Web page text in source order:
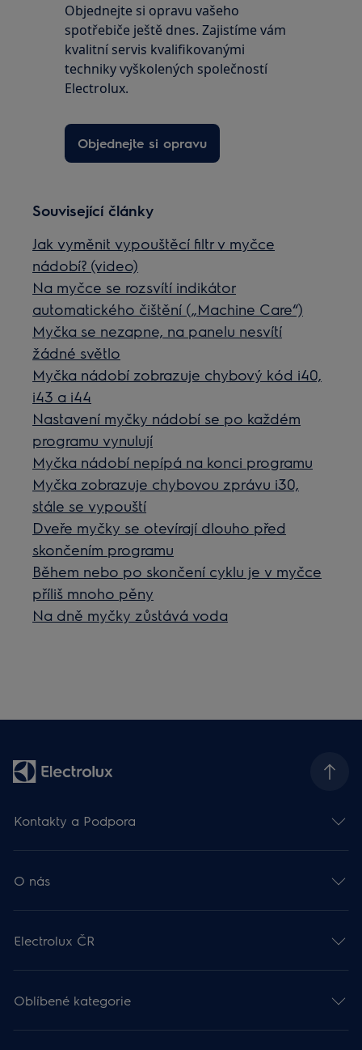
Objednejte si opravu vašeho
spotřebiče ještě dnes. Zajistíme vám
kvalitní servis kvalifikovanými
techniky vyškolených společností
Electrolux.
Objednejte si opravu
Související články
Jak vyměnit vypouštěcí filtr v myčce
nádobí? (video)
Na myčce se rozsvítí indikátor
automatického čištění („Machine Care“)
Myčka se nezapne, na panelu nesvítí
žádné světlo
Myčka nádobí zobrazuje chybový kód i40,
i43 a i44
Nastavení myčky nádobí se po každém
programu vynulují
Myčka nádobí nepípá na konci programu
Myčka zobrazuje chybovou zprávu i30,
stále se vypouští
Dveře myčky se otevírají dlouho před
skončením programu
Během nebo po skončení cyklu je v myčce
příliš mnoho pěny
Na dně myčky zůstává voda
Kontakty a Podpora
O nás
Electrolux ČR
Oblíbené kategorie